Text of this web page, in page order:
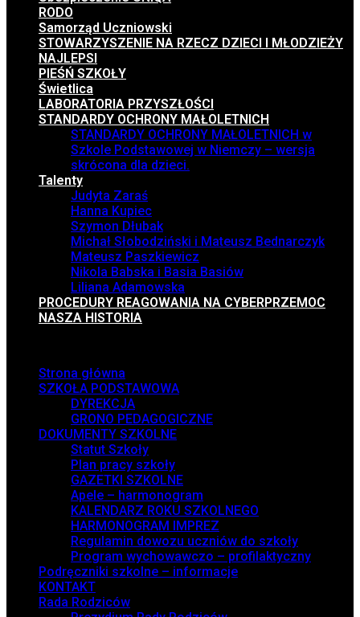
RODO
Samorząd Uczniowski
STOWARZYSZENIE NA RZECZ DZIECI I MŁODZIEŻY
NAJLEPSI
PIEŚŃ SZKOŁY
Świetlica
LABORATORIA PRZYSZŁOŚCI
STANDARDY OCHRONY MAŁOLETNICH
STANDARDY OCHRONY MAŁOLETNICH w
Szkole Podstawowej w Niemczy – wersja
skrócona dla dzieci.
Talenty
Judyta Zaraś
Hanna Kupiec
Szymon Dłubak
Michał Słobodziński i Mateusz Bednarczyk
Mateusz Paszkiewicz
Nikola Babska i Basia Basiów
Liliana Adamowska
PROCEDURY REAGOWANIA NA CYBERPRZEMOC
NASZA HISTORIA
Strona główna
SZKOŁA PODSTAWOWA
DYREKCJA
GRONO PEDAGOGICZNE
DOKUMENTY SZKOLNE
Statut Szkoły
Plan pracy szkoły
GAZETKI SZKOLNE
Apele – harmonogram
KALENDARZ ROKU SZKOLNEGO
HARMONOGRAM IMPREZ
Regulamin dowozu uczniów do szkoły
Program wychowawczo – profilaktyczny
Podręczniki szkolne – informacje
KONTAKT
Rada Rodziców